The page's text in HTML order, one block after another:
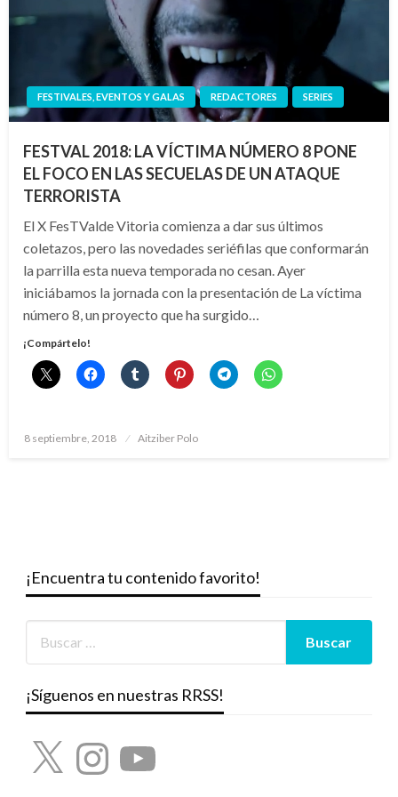
FESTIVALES, EVENTOS Y GALAS REDACTORES SERIES
FESTVAL 2018: LA VÍCTIMA NÚMERO 8 PONE
EL FOCO EN LAS SECUELAS DE UN ATAQUE
TERRORISTA
El X FesTValde Vitoria comienza a dar sus últimos
coletazos, pero las novedades seriéfilas que conformarán
la parrilla esta nueva temporada no cesan. Ayer
iniciábamos la jornada con la presentación de La víctima
número 8, un proyecto que ha surgido…
¡Compártelo!
Publicado
8 septiembre, 2018 Aitziber Polo
¡Encuentra tu contenido favorito!
¡Síguenos en nuestras RRSS!
X InstagramYouTube